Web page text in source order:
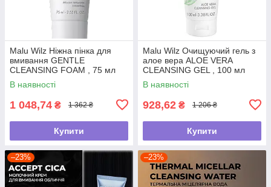
Malu Wilz Ніжна пінка для
вмивання GENTLE
CLEANSING FOAM , 75 мл
В наявності
1 048,74 ₴ 1 362 ₴
Купити
Malu Wilz Очищуючий гель з
алое вера ALOE VERA
CLEANSING GEL , 100 мл
В наявності
928,62 ₴ 1 206 ₴
Купити
–23% –23%